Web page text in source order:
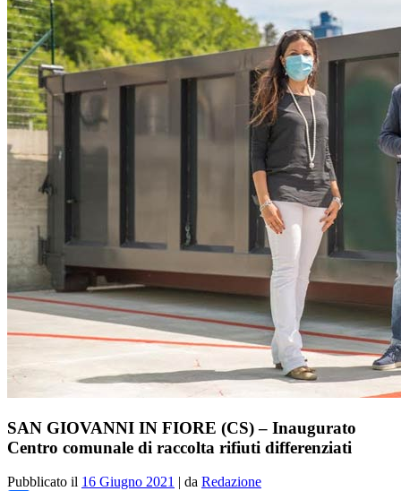
SAN GIOVANNI IN FIORE (CS) – Inaugurato
Centro comunale di raccolta rifiuti differenziati
Pubblicato il 16 Giugno 2021 | da Redazione